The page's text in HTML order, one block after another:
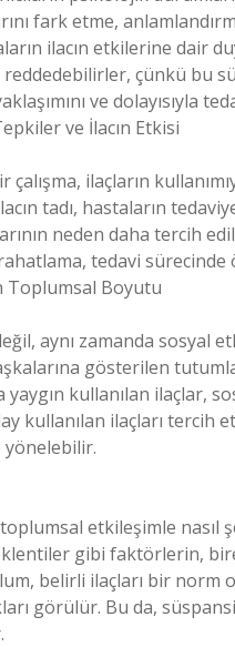
fark etme,
ilacın etkilerine dair
reddedebilirler, çünkü bu
ve dolayısıyla
ve İlacın Etkisi
çalışma, ilaçların
tadı, hastaların
neden daha tercih
tedavi
Toplumsal Boyutu
aynı zamanda sosyal
gösterilen
kullanılan ilaçlar,
kullanılan ilaçları tercih
etkileşimle
gibi faktörlerin,
belirli ilaçları bir norm
görülür. Bu da,